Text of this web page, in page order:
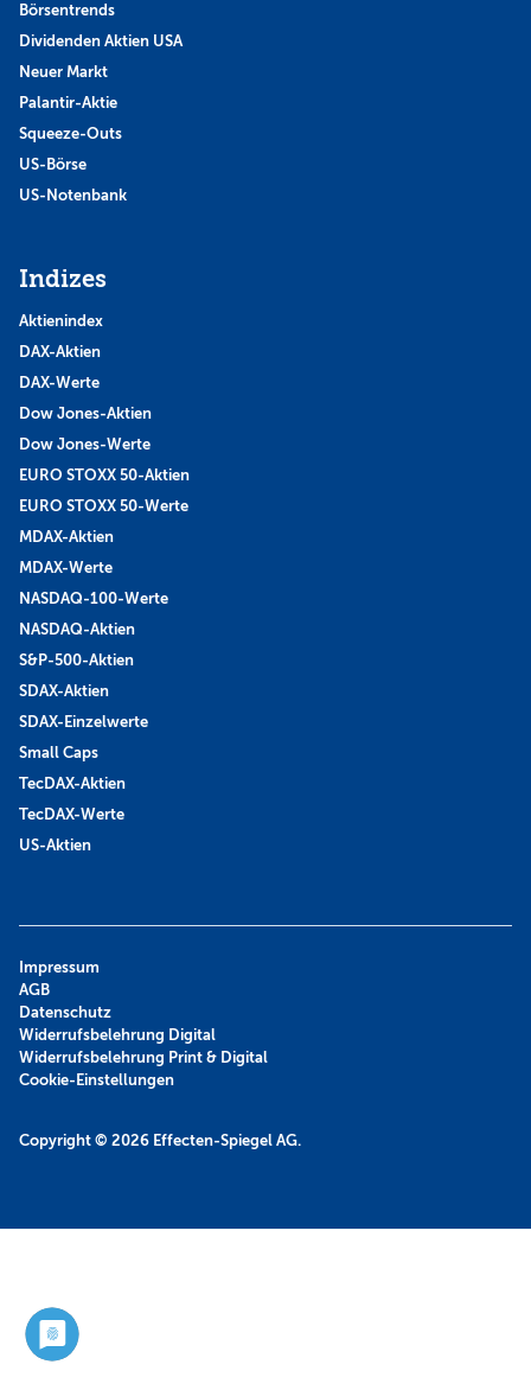
Börsentrends
Dividenden Aktien USA
Neuer Markt
Palantir-Aktie
Squeeze-Outs
US-Börse
US-Notenbank
Indizes
Aktienindex
DAX-Aktien
DAX-Werte
Dow Jones-Aktien
Dow Jones-Werte
EURO STOXX 50-Aktien
EURO STOXX 50-Werte
MDAX-Aktien
MDAX-Werte
NASDAQ-100-Werte
NASDAQ-Aktien
S&P-500-Aktien
SDAX-Aktien
SDAX-Einzelwerte
Small Caps
TecDAX-Aktien
TecDAX-Werte
US-Aktien
Copyright © 2026 Effecten-Spiegel AG.
Impressum
AGB
Datenschutz
Widerrufsbelehrung Digital
Widerrufsbelehrung Print & Digital
Cookie-Einstellungen